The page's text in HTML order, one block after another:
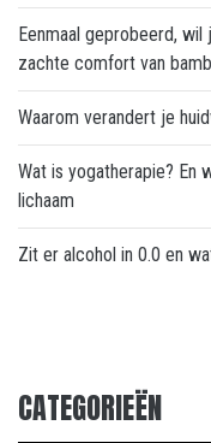
Eenmaal geprobeerd,
zachte comfort van
Waarom verandert je
Wat is yogatherapie? En
lichaam
Zit er alcohol in 0.0 en
CATEGORIEËN